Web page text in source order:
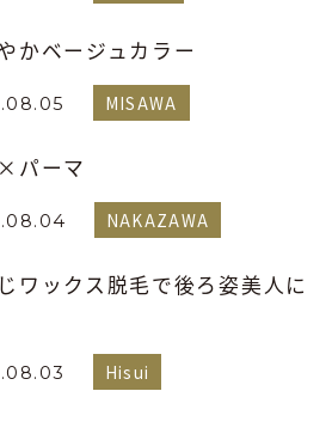
かベージュカラー
MISAWA
パーマ
NAKAZAWA
ワックス脱毛で後ろ姿美人に
Hisui